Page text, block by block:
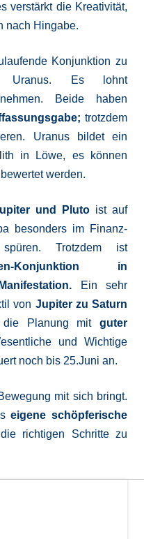
verstärkt die Kreativität,
nach Hingabe.
Konjunktion zu
Uranus. Es lohnt
Beide haben
trotzdem
Uranus bildet ein
in Löwe, es können
bewertet werden.
und Pluto ist auf
besonders im Finanz-
Trotzdem ist
Konjunktion in
Ein sehr
von Jupiter zu Saturn
die Planung mitguter
und Wichtige
noch bis 25.Juni an.
mit sich bringt.
eigene schöpferische
richtigen Schritte zu